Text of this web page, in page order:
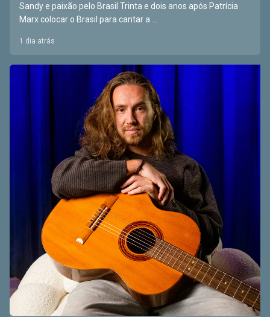
Sandy e paixão pelo Brasil Trinta e dois anos após Patrícia
Marx colocar o Brasil para cantar a ...
1 dia atrás